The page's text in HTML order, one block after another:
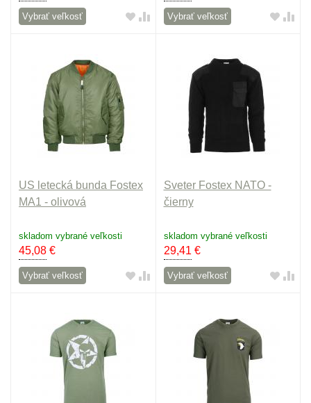
Vybrať veľkosť Vybrať veľkosť
US letecká bunda Fostex
MA1 - olivová
skladom vybrané veľkosti
45,08 €
Vybrať veľkosť
Sveter Fostex NATO -
čierny
skladom vybrané veľkosti
29,41€
Vybrať veľkosť